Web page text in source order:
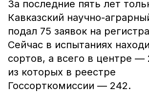
За последние пять лет
Кавказский научно-
подал 75 заявок на
Сейчас в испытаниях
сортов, а всего в центре —
из которых в реестре
Госсорткомиссии — 242.